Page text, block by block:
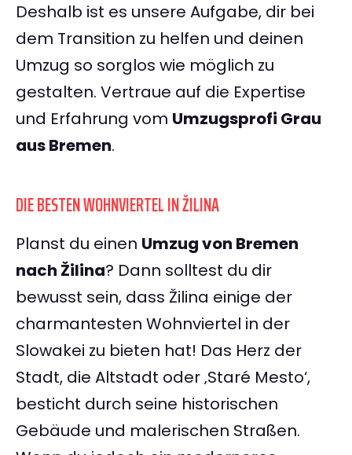
Deshalb ist es unsere Aufgabe, dir bei
dem Transition zu helfen und deinen
Umzug so sorglos wie möglich zu
gestalten. Vertraue auf die Expertise
und Erfahrung vom Umzugsprofi Grau
aus Bremen.
DIE BESTEN WOHNVIERTEL IN ŽILINA
Planst du einen Umzug von Bremen
nach Žilina? Dann solltest du dir
bewusst sein, dass Žilina einige der
charmantesten Wohnviertel in der
Slowakei zu bieten hat! Das Herz der
Stadt, die Altstadt oder ‚Staré Mesto‘,
besticht durch seine historischen
Gebäude und malerischen Straßen.